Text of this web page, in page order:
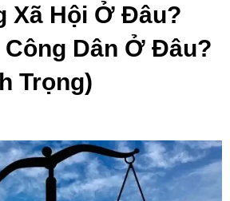
Xã Hội Ở Đâu?
Dân Ở Đâu?
Trọng)